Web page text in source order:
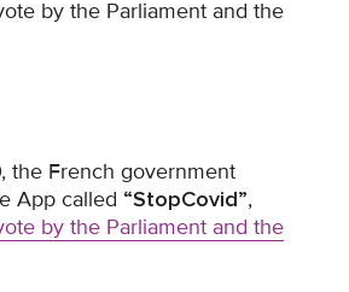
by the Parliament and the
the French government
App called “StopCovid”,
by the Parliament and the